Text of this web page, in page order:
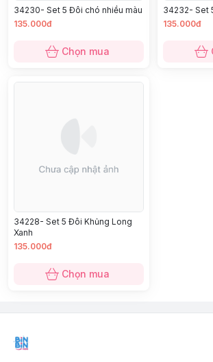
34230- Set 5 Đôi chó nhiều màu
135.000đ
Chọn mua
34232- Set
135.000đ
34228- Set 5 Đôi Khủng Long
Xanh
135.000đ
Chọn mua